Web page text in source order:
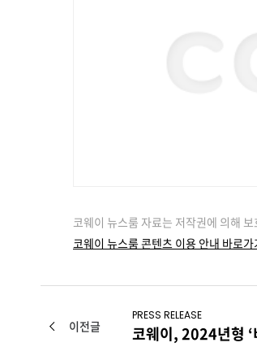
코웨이 뉴스룸 자료는 저작권에 의해
코웨이 뉴스룸 콘텐츠 이용 안내 바로가
이전글
PRESS RELEASE
코웨이, 2024년형 ‘